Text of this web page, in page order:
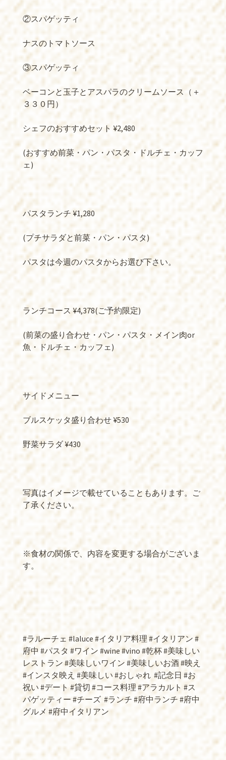
②スパゲッティ
ナスのトマトソース
③スパゲッティ
ベーコンと玉子とアスパラのクリームソース（＋
３３０円）
シェフのおすすめセット ¥2,480
(おすすめ前菜・パン・パスタ・ドルチェ・カッフ
ェ)
パスタランチ ¥1,280
(プチサラダと前菜・パン・パスタ)
パスタは今週のパスタからお選び下さい。
ランチコース ¥4,378(ご予約限定)
(前菜の盛り合わせ・パン・パスタ・メイン肉or
魚・ドルチェ・カッフェ)
サイドメニュー
ブルスケッタ盛り合わせ ¥530
野菜サラダ ¥430
写真はイメージで載せていることもあります。ご
了承ください。
※食材の関係で、内容を変更する場合がございま
す。
#ラルーチェ #laluce #イタリア料理 #イタリアン #
府中 #パスタ #ワイン #wine #vino #乾杯 #美味しい
レストラン #美味しいワイン #美味しいお酒 #映え
#インスタ映え #美味しい #おしゃれ #記念日 #お
祝い #デート #貸切 #コース料理 #アラカルト #ス
パゲッティー #チーズ #ランチ #府中ランチ #府中
グルメ #府中イタリアン